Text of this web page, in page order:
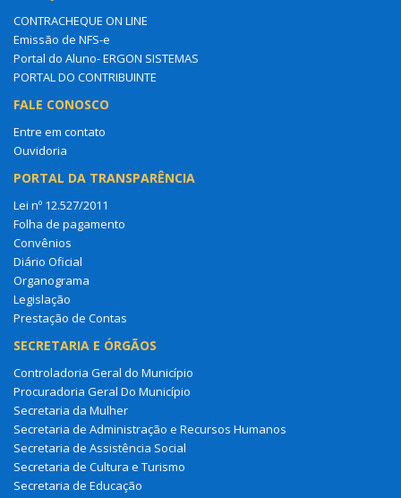
CONTRACHEQUE ON LINE
Emissão de NFS-e
Portal do Aluno- ERGON SISTEMAS
PORTAL DO CONTRIBUINTE
FALE CONOSCO
Entre em contato
Ouvidoria
PORTAL DA TRANSPARÊNCIA
Lei nº 12.527/2011
Folha de pagamento
Convênios
Diário Oficial
Organograma
Legislação
Prestação de Contas
SECRETARIA E ÓRGÃOS
Controladoria Geral do Município
Procuradoria Geral Do Município
Secretaria da Mulher
Secretaria de Administração e Recursos Humanos
Secretaria de Assistência Social
Secretaria de Cultura e Turismo
Secretaria de Educação